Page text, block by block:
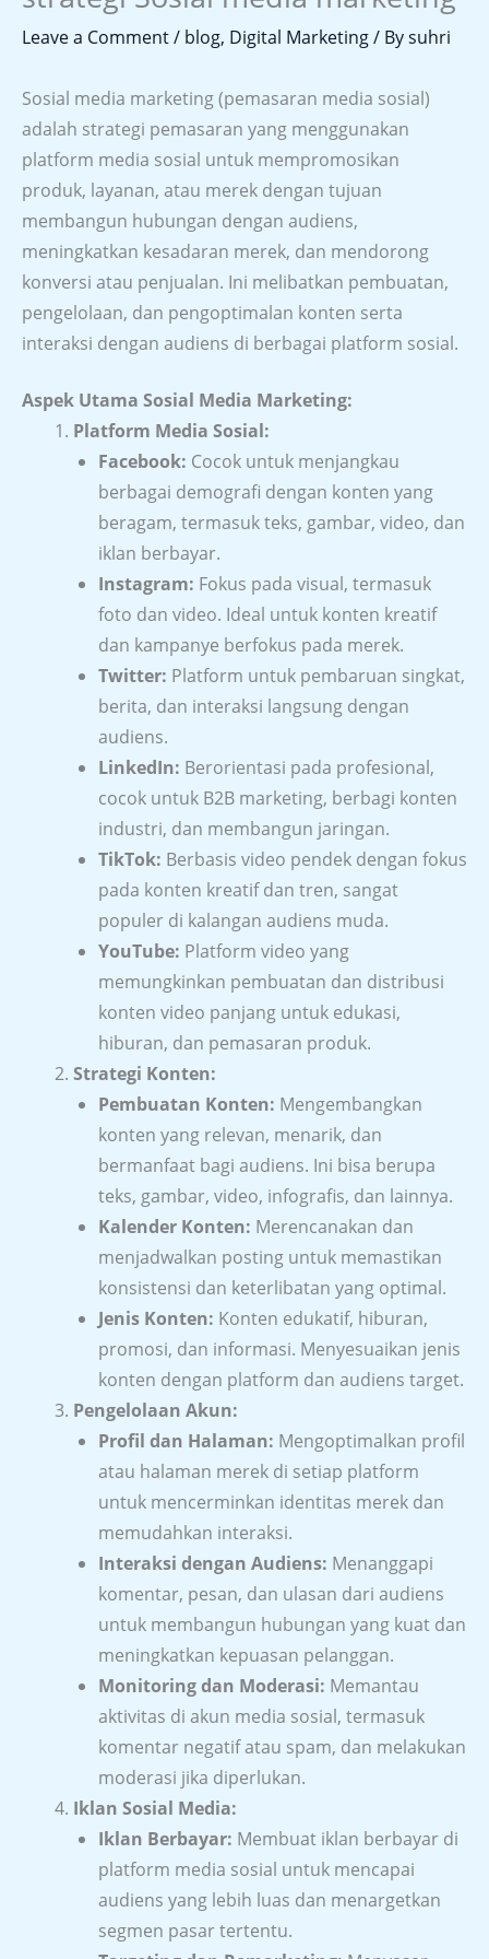
Leave a Comment/ blog, Digital Marketing/ Bysuhri
Sosial media marketing (pemasaran media sosial)
adalah strategi pemasaran yang menggunakan
platform media sosial untuk mempromosikan
produk, layanan, atau merek dengan tujuan
membangun hubungan dengan audiens,
meningkatkan kesadaran merek, dan mendorong
konversi atau penjualan. Ini melibatkan pembuatan,
pengelolaan, dan pengoptimalan konten serta
interaksi dengan audiens di berbagai platform sosial.
Aspek Utama Sosial Media Marketing:
Platform Media Sosial:
Facebook: Cocok untuk menjangkau
berbagai demografi dengan konten yang
beragam, termasuk teks, gambar, video, dan
iklan berbayar.
Instagram: Fokus pada visual, termasuk
foto dan video. Ideal untuk konten kreatif
dan kampanye berfokus pada merek.
Twitter: Platform untuk pembaruan singkat,
berita, dan interaksi langsung dengan
audiens.
LinkedIn: Berorientasi pada profesional,
cocok untuk B2B marketing, berbagi konten
industri, dan membangun jaringan.
TikTok: Berbasis video pendek dengan fokus
pada konten kreatif dan tren, sangat
populer di kalangan audiens muda.
YouTube: Platform video yang
memungkinkan pembuatan dan distribusi
konten video panjang untuk edukasi,
hiburan, dan pemasaran produk.
Strategi Konten:
Pembuatan Konten: Mengembangkan
konten yang relevan, menarik, dan
bermanfaat bagi audiens. Ini bisa berupa
teks, gambar, video, infografis, dan lainnya.
Kalender Konten: Merencanakan dan
menjadwalkan posting untuk memastikan
konsistensi dan keterlibatan yang optimal.
Jenis Konten: Konten edukatif, hiburan,
promosi, dan informasi. Menyesuaikan jenis
konten dengan platform dan audiens target.
Pengelolaan Akun:
Profil dan Halaman: Mengoptimalkan profil
atau halaman merek di setiap platform
untuk mencerminkan identitas merek dan
memudahkan interaksi.
Interaksi dengan Audiens: Menanggapi
komentar, pesan, dan ulasan dari audiens
untuk membangun hubungan yang kuat dan
meningkatkan kepuasan pelanggan.
Monitoring dan Moderasi: Memantau
aktivitas di akun media sosial, termasuk
komentar negatif atau spam, dan melakukan
moderasi jika diperlukan.
Iklan Sosial Media:
Iklan Berbayar: Membuat iklan berbayar di
platform media sosial untuk mencapai
audiens yang lebih luas dan menargetkan
segmen pasar tertentu.